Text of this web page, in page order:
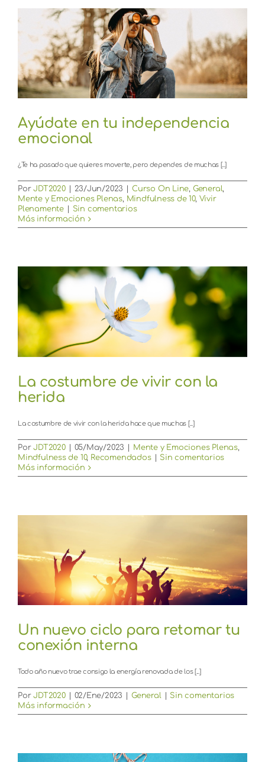
Ayúdate en tu independencia
emocional
¿Te ha pasado que quieres moverte, pero dependes de muchas [...]
PorJDT2020 23/Jun/2023 Curso On Line, General,
Mente y Emociones Plenas, Mindfulness de 10, Vivir
Plenamente
Sin comentarios
Más información
La costumbre de vivir con la
herida
La costumbre de vivir con la herida hace que muchas [...]
PorJDT2020 05/May/2023 Mente y Emociones Plenas,
Mindfulness de 10, Recomendados
Sin comentarios
Más información
Un nuevo ciclo para retomar tu
conexión interna
Todo año nuevo trae consigo la energía renovada de los [...]
PorJDT2020 02/Ene/2023 General
Sin comentarios
Más información